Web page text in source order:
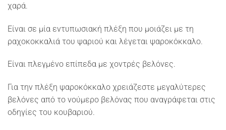
χαρά.
Είναι σε μία εντυπωσιακή πλέξη που μοιάζει με τη
ραχοκοκκαλιά του ψαριού και λέγεται ψαροκόκκαλο.
Είναι πλεγμένο επίπεδα με χοντρές βελόνες.
Για την πλέξη ψαροκόκκαλο χρειάζεστε μεγαλύτερες
βελόνες από το νούμερο βελόνας που αναγράφεται στις
οδηγίες του κουβαριού.